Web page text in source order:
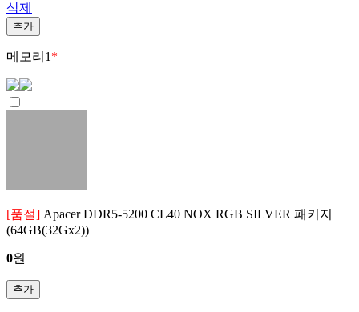
삭제
추가
메모리 1 *
[품절] Apacer DDR5-5200 CL40 NOX RGB SILVER 패키지
(64GB(32Gx2))
0원
추가